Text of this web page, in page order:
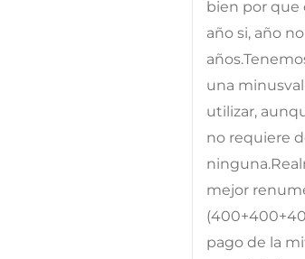
bien por que
año si, año
una
utilizar,
no requiere
mejor
pago de la